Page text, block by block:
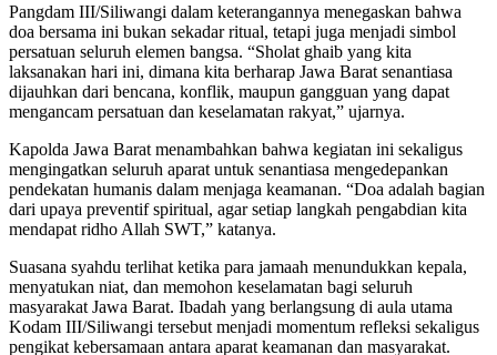
Pangdam III/Siliwangi dalam keterangannya menegaskan bahwa
doa bersama ini bukan sekadar ritual, tetapi juga menjadi simbol
persatuan seluruh elemen bangsa. “Sholat ghaib yang kita
laksanakan hari ini, dimana kita berharap Jawa Barat senantiasa
dijauhkan dari bencana, konflik, maupun gangguan yang dapat
mengancam persatuan dan keselamatan rakyat,” ujarnya.
Kapolda Jawa Barat menambahkan bahwa kegiatan ini sekaligus
mengingatkan seluruh aparat untuk senantiasa mengedepankan
pendekatan humanis dalam menjaga keamanan. “Doa adalah bagian
dari upaya preventif spiritual, agar setiap langkah pengabdian kita
mendapat ridho Allah SWT,” katanya.
Suasana syahdu terlihat ketika para jamaah menundukkan kepala,
menyatukan niat, dan memohon keselamatan bagi seluruh
masyarakat Jawa Barat. Ibadah yang berlangsung di aula utama
Kodam III/Siliwangi tersebut menjadi momentum refleksi sekaligus
pengikat kebersamaan antara aparat keamanan dan masyarakat.